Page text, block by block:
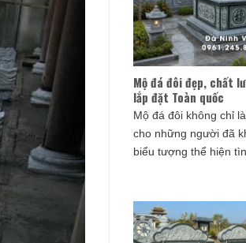
Mộ đá đôi đẹp, chất
lắp đặt Toàn quốc
Mộ đá đôi không chỉ
cho những người đã
biểu tượng thể hiện